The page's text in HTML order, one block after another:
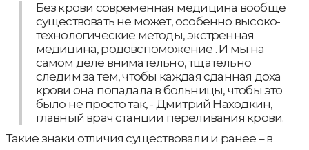
Без крови современная медицина вообще
существовать не может, особенно высоко-
технологические методы, экстренная
медицина, родовспоможение . И мы на
самом деле внимательно, тщательно
следим за тем, чтобы каждая сданная доха
крови она попадала в больницы, чтобы это
было не просто так, - Дмитрий Находкин,
главный врач станции переливания крови.
Такие знаки отличия существовали и ранее – в